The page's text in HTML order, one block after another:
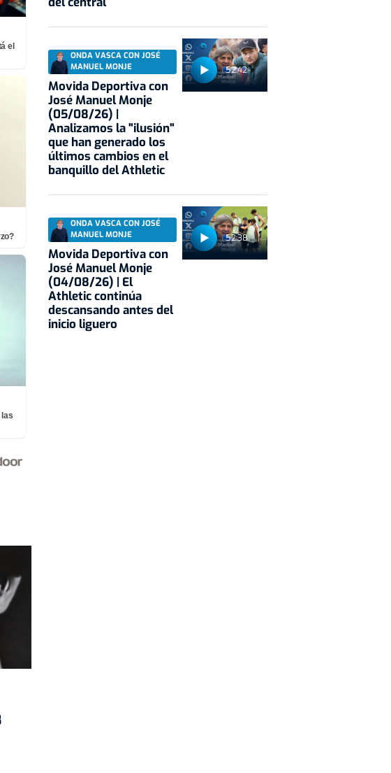
el
52:42
ONDA VASCA CON JOSÉ
MANUEL MONJE
Movida Deportiva con
José Manuel Monje
(05/08/26) |
Analizamos la "ilusión"
que han generado los
últimos cambios en el
banquillo del Athletic
52:38
ONDA VASCA CON JOSÉ
MANUEL MONJE
Movida Deportiva con
José Manuel Monje
(04/08/26) | El
Athletic continúa
descansando antes del
inicio liguero